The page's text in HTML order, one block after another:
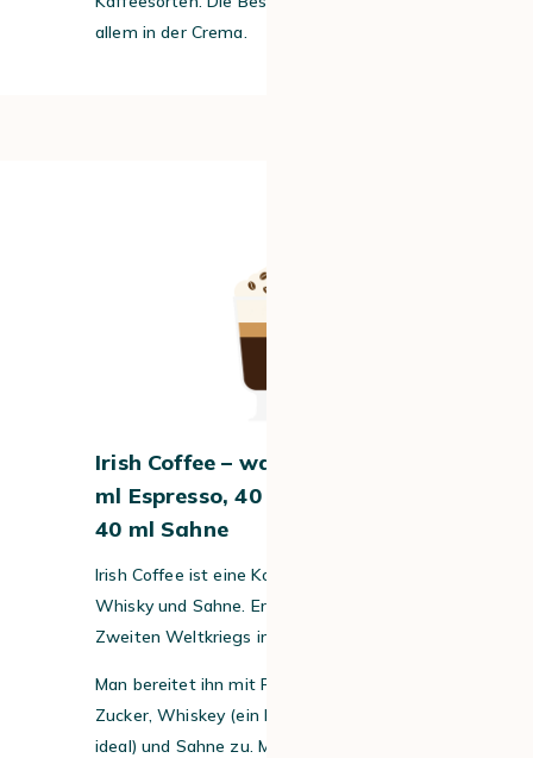
allem in der Crema.
Irish Coffee – was drin ist: 100
ml Espresso, 40 ml Whisky und
40 ml Sahne
Irish Coffee ist eine Kombination aus
Whisky und Sahne. Er wurde während des
Zweiten Weltkriegs in Irland kreiert.
Man bereitet ihn mit Filterkaffee, braunem
Zucker, Whiskey (ein Irish Whiskey ist
ideal) und Sahne zu. Man kann auch einige